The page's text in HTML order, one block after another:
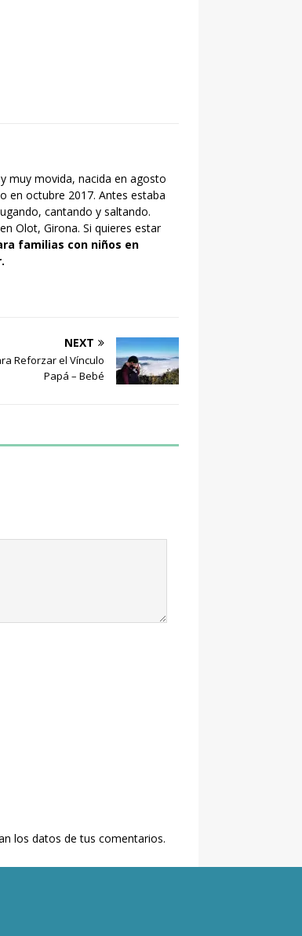
muy movida, nacida en agosto
en octubre 2017. Antes estaba
cantando y saltando.
Olot, Girona. Si quieres estar
familias con niños en
.
NEXT
Reforzar el Vínculo
Papá – Bebé
los datos de tus comentarios.